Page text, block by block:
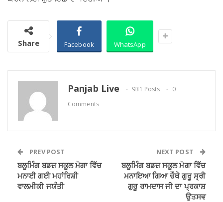
Share Facebook WhatsApp
Panjab Live 931 Posts
0
Comments
PREV POST
ਬਲੂਮਿੰਗ ਬਡਜ਼ ਸਕੂਲ ਮੋਗਾ ਵਿੱਚ
ਮਨਾਈ ਗਈ ਮਹਾਂਰਿਸ਼ੀ
ਵਾਲਮੀਕੀ ਜਯੰਤੀ
NEXT POST
ਬਲੂਮਿੰਗ ਬਡਜ਼ ਸਕੂਲ ਮੋਗਾ ਵਿੱਚ
ਮਨਾਇਆ ਗਿਆ ਚੌਥੇ ਗੁਰੂ ਸ੍ਰੀ
ਗੁਰੂ ਰਾਮਦਾਸ ਜੀ ਦਾ ਪ੍ਰਕਾਸ਼
ਉਤਸਵ